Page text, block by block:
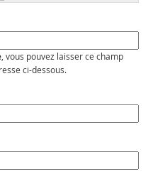
, vous pouvez laisser ce champ
ci-dessous.